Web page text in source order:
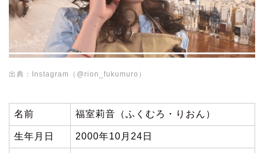
出典：Instagram（@rion_fukumuro）
名前 福室莉音（ふくむろ・りおん）
生年月日 2000年10月24日